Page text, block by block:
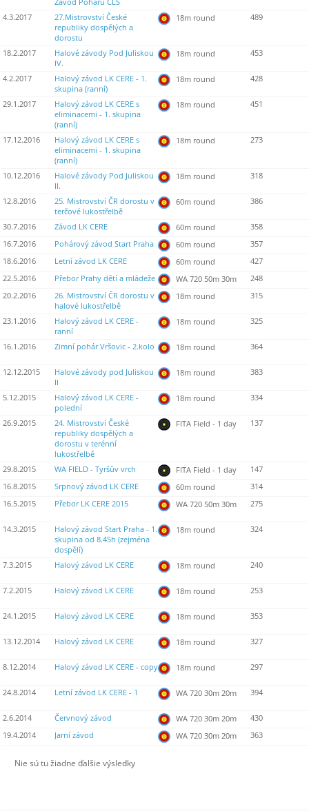
Závod Poháru ČLS
4.3.2017
27.Mistrovství České
republiky dospělých a
dorostu
18m round 489
18.2.2017
Halové závody Pod Juliskou
IV.
18m round 453
4.2.2017
Halový závod LK CERE - 1.
skupina (ranní)
18m round 428
29.1.2017
Halový závod LK CERE s
eliminacemi - 1. skupina
(ranní)
18m round 451
17.12.2016
Halový závod LK CERE s
eliminacemi - 1. skupina
(ranní)
18m round 273
10.12.2016
Halové závody Pod Juliskou
II.
18m round 318
12.8.2016
25. Mistrovství ČR dorostu v
terčové lukostřelbě
60m round 386
30.7.2016 Závod LK CERE 60m round
358
16.7.2016
Pohárový závod Start Praha 60m round
357
18.6.2016
Letní závod LK CERE 60m round
427
22.5.2016
Přebor Prahy dětí a mládeže WA 720 50m 30m
248
20.2.2016
26. Mistrovství ČR dorostu v
halové lukostřelbě
18m round 315
23.1.2016
Halový závod LK CERE -
ranní
18m round 325
16.1.2016 Zimní pohár Vršovic - 2.kolo 18m round 364
12.12.2015
Halové závody pod Juliskou
II
18m round 383
5.12.2015
Halový závod LK CERE -
polední
18m round 334
26.9.2015
24. Mistrovství České
republiky dospělých a
dorostu v terénní
lukostřelbě
FITA Field - 1 day 137
29.8.2015 WA FIELD - Tyršův vrch FITA Field - 1 day
147
16.8.2015
Srpnový závod LK CERE 60m round
314
16.5.2015
Přebor LK CERE 2015 WA 720 50m 30m 275
14.3.2015
Halový závod Start Praha - 1.
skupina od 8.45h (zejména
dospělí)
18m round 324
7.3.2015 Halový závod LK CERE 18m round 240
7.2.2015 Halový závod LK CERE 18m round 253
24.1.2015 Halový závod LK CERE 18m round 353
13.12.2014 Halový závod LK CERE 18m round 327
8.12.2014 Halový závod LK CERE - copy 18m round 297
24.8.2014 Letní závod LK CERE - 1 WA 720 30m 20m 394
2.6.2014 Červnový závod WA 720 30m 20m
430
19.4.2014
Jarní závod WA 720 30m 20m 363
Nie sú tu žiadne ďalšie výsledky